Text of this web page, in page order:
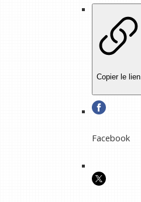
Copier le lien
Facebook